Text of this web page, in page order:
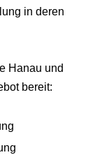
in deren
Hanau und
bereit: